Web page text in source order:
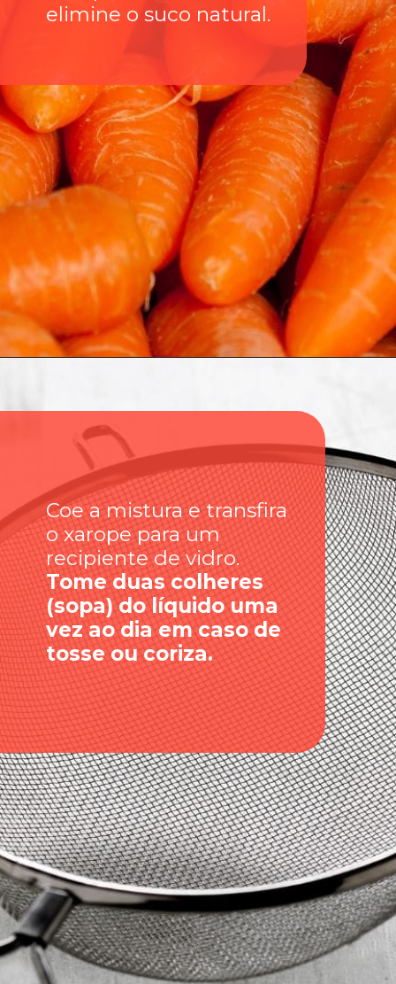
elimine o suco natural.
Coe a mistura e transfira
o xarope para um
recipiente de vidro.
Tome duas colheres
(sopa) do líquido uma
vez ao dia em caso de
tosse ou coriza.